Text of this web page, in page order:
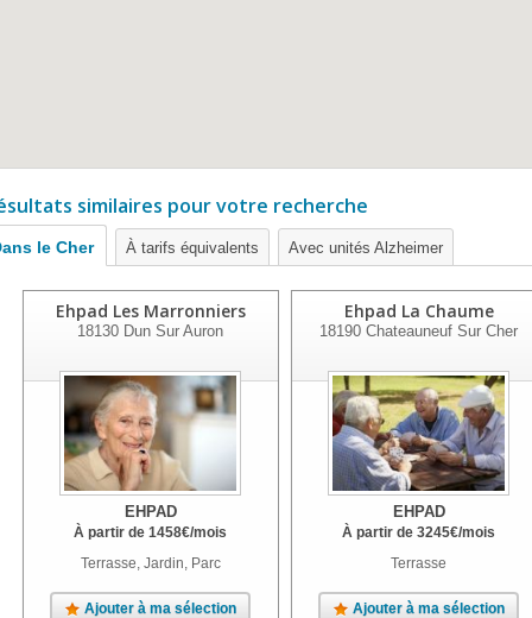
similaires pour votre recherche
le Cher À tarifs équivalents Avec unités Alzheimer
Ehpad Les Marronniers
18130 Dun Sur Auron
EHPAD
À partir de 1458€/mois
Terrasse, Jardin, Parc
Ajouter à ma sélection
Ehpad La Chaume
18190 Chateauneuf Sur Cher
EHPAD
À partir de3245€/mois
Terrasse
Ajouter à ma sélection